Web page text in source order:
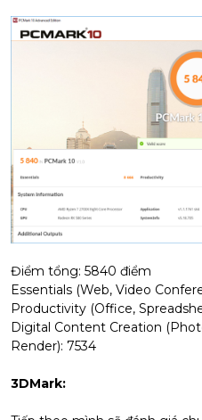
Điểm tổng: 5840 điểm
Essentials (Web, Video
Productivity (Office,
Digital Content Creation
Render): 7534
3DMark: